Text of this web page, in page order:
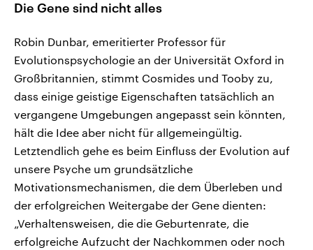
Die Gene sind nicht alles
Robin Dunbar, emeritierter Professor für
Evolutionspsychologie an der Universität Oxford in
Großbritannien, stimmt Cosmides und Tooby zu,
dass einige geistige Eigenschaften tatsächlich an
vergangene Umgebungen angepasst sein könnten,
hält die Idee aber nicht für allgemeingültig.
Letztendlich gehe es beim Einfluss der Evolution auf
unsere Psyche um grundsätzliche
Motivationsmechanismen, die dem Überleben und
der erfolgreichen Weitergabe der Gene dienten:
„Verhaltensweisen, die die Geburtenrate, die
erfolgreiche Aufzucht der Nachkommen oder noch